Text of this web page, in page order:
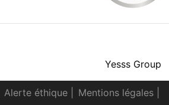
Yesss Group
Alerte éthique Mentions légales